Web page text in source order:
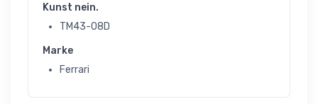
Kunst nein.
TM43-08D
Marke
Ferrari